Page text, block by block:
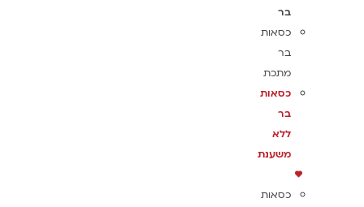
בר
כסאות
בר
מתכת
כסאות
בר
ללא
משענת
כסאות